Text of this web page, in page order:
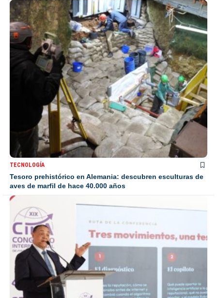
TECNOLOGÍA
Tesoro prehistórico en Alemania: descubren esculturas de
aves de marfil de hace 40.000 años